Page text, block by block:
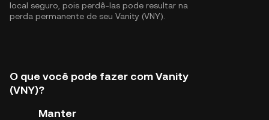
local seguro, pois perdê-las pode resultar na
perda permanente de seu Vanity (VNY).
O que você pode fazer com Vanity
(VNY)?
Manter